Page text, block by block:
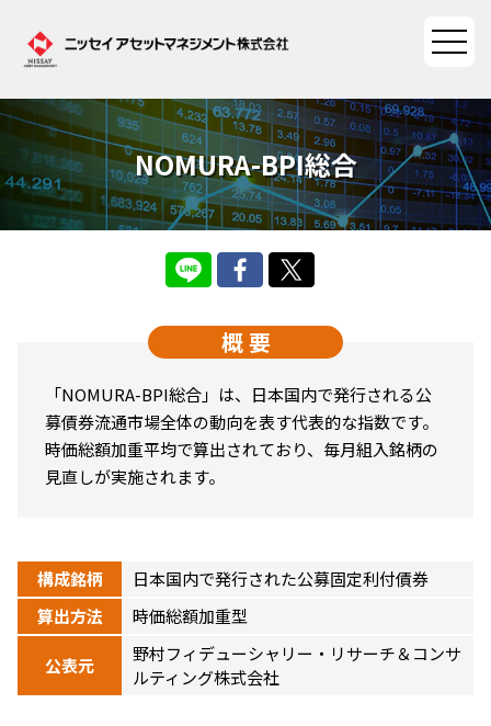
ファンド情報
ファンド情報TOP
決算カレンダー
海外休日カレンダー
投資信託償還商品のご案内
ちょこっと3分！ファンドシアター
有価証券届出書の効力の発生の有無について
マーケット情報
マーケット情報TOP
マーケット指数
マーケットレポート
大関 洋の「十字路」
コラム
資産形成ポータルTOP
資産形成サービス
Nダイレクト
資産形成サポート
NAMシティ
お問い合わせ
サステナビリティTOP
サステナビリティ経営
トップメッセージ
特別対談
サステナビリティ経営基本方針
ニッセイアセットについて
プレスリリース
方針・その他開示情報
採用情報
検索したいキーワードを入力してください。
NOMURA-BPI総合
概 要
「NOMURA-BPI総合」は、日本国内で発行される公
募債券流通市場全体の動向を表す代表的な指数です。
時価総額加重平均で算出されており、毎月組入銘柄の
見直しが実施されます。
構成銘柄
日本国内で発行された公募固定利付債券
算出方法
時価総額加重型
公表元
野村フィデューシャリー・リサーチ＆コンサ
ルティング株式会社